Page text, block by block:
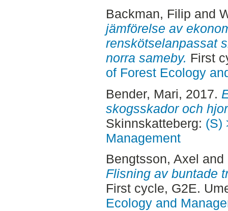
Backman, Filip and
jämförelse av
renskötselanpassat
norra sameby. First
of Forest Ecology
Bender, Mari, 2017.
skogsskador och
Skinnskatteberg: (S)
Management
Bengtsson, Axel and
Flisning av buntade
First cycle, G2E.
Ecology and